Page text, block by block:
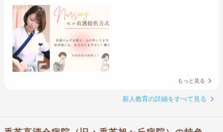
もっと見る
新人教育の詳細をすべて見る